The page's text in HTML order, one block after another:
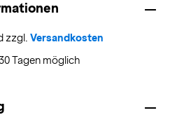
zzgl. Versandkosten
Tagen möglich